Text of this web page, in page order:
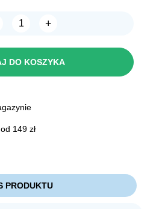
ilość
Maliny
+
DO KOSZYKA
149 zł
PRODUKTU